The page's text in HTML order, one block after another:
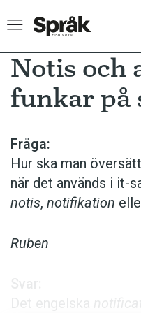
Artiklar
Krönikor
Språkfrågor
Bokrecensioner
Notis och
funkar på
Fråga:
Hur ska man
när det används i it-
notis, notifikation
Ruben